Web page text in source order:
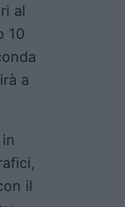
al
10
a
il